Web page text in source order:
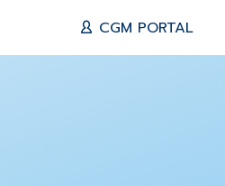
CGM PORTAL